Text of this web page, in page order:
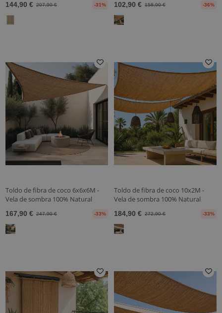
144,90 € 207,90 € -31% 102,90 € 158,90 € -36%
Toldo de fibra de coco 6x6x6M -
Vela de sombra 100% Natural
167,90 € 247,90 € -33%
Toldo de fibra de coco 10x2M -
Vela de sombra 100% Natural
184,90 € 272,90 € -33%